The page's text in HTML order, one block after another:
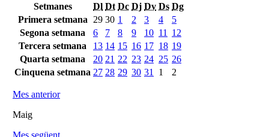
Setmanes
Dl Dt Dc Dj Dv Ds Dg
Primera setmana
29 30 1 2 3 4
5
Segona setmana
6 7 8 9 10 11
12
Tercera setmana
13 14 15 16 17 18 19
Quarta setmana
20 21 22 23 24 25 26
Cinquena setmana 27 28 29 30 31 1 2
Mes anterior
Maig
Mes següent